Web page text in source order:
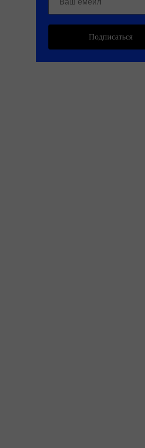
Подписаться